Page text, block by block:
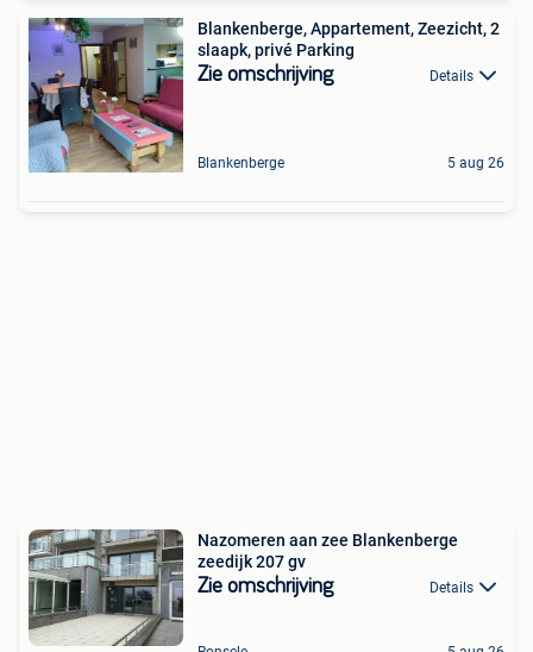
Blankenberge, Appartement, Zeezicht, 2
slaapk, privé Parking
Zie omschrijving Details
Blankenberge 5 aug 26
Nazomeren aan zee Blankenberge
zeedijk 207 gv
Zie omschrijving Details